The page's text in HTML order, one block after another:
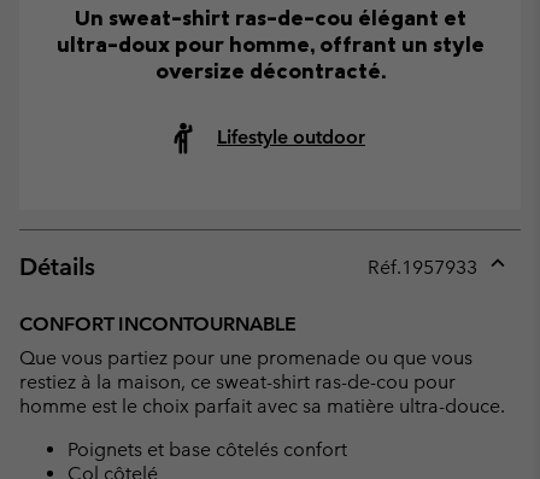
Un sweat-shirt ras-de-cou élégant et
ultra-doux pour homme, offrant un style
oversize décontracté.
Lifestyle outdoor
Détails Réf.1957933
CONFORT INCONTOURNABLE
Que vous partiez pour une promenade ou que vous
restiez à la maison, ce sweat-shirt ras-de-cou pour
homme est le choix parfait avec sa matière ultra-douce.
Poignets et base côtelés confort
Col côtelé